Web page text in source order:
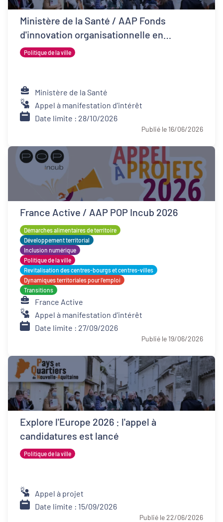
Ministère de la Santé / AAP Fonds
d'innovation organisationnelle en
psychiatrie (FIOP)
Politique de la ville
Ministère de la Santé
Appel à manifestation d'intérêt
Date limite : 28/10/2026
Publié le 16/06/2026
France Active / AAP POP Incub 2026
Démarches alimentaires de territoire
Développement territorial
Inclusion numérique
Politique de la ville
Revitalisation des centres-bourgs et centres-villes
Dynamiques territoriales pour l’emploi
Transitions
France Active
Appel à manifestation d'intérêt
Date limite : 27/09/2026
Publié le 19/06/2026
Explore l'Europe 2026 : l'appel à
candidatures est lancé
Politique de la ville
Appel à projet
Date limite : 15/09/2026
Publié le 22/06/2026